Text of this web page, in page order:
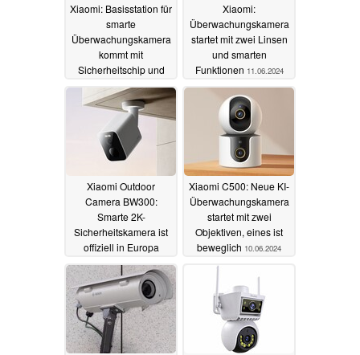
Xiaomi: Basisstation für
smarte
Überwachungskamera
kommt mit
Sicherheitschip und
erscheint global
30.06.2024
Xiaomi:
Überwachungskamera
startet mit zwei Linsen
und smarten
Funktionen 11.06.2024
Xiaomi Outdoor
Camera BW300:
Smarte 2K-
Sicherheitskamera ist
offiziell in Europa
erhältlich und lädt auch
per Solarpanel
11.06.2024
Xiaomi C500: Neue KI-
Überwachungskamera
startet mit zwei
Objektiven, eines ist
beweglich 10.06.2024